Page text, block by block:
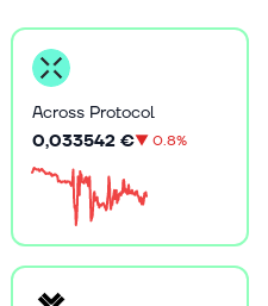
Across Protocol
0,033542 €▼0.8%